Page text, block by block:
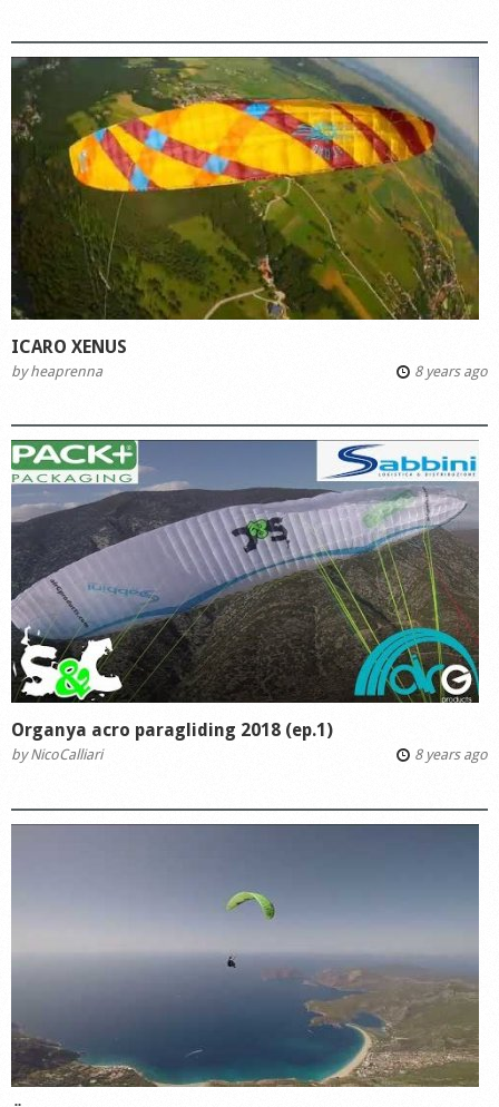
ICARO XENUS
byheaprenna 8 years ago
Organya acro paragliding 2018 (ep.1)
byNicoCalliari 8 years ago